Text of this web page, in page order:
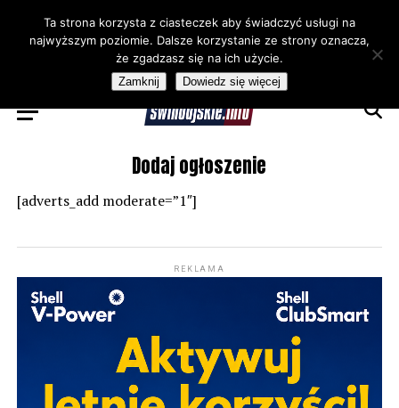
Dodaj ogłoszenie
[adverts_add moderate=”1″]
REKLAMA
Ta strona korzysta z ciasteczek aby świadczyć usługi na
najwyższym poziomie. Dalsze korzystanie ze strony oznacza,
że zgadzasz się na ich użycie.
Zamknij Dowiedz się więcej